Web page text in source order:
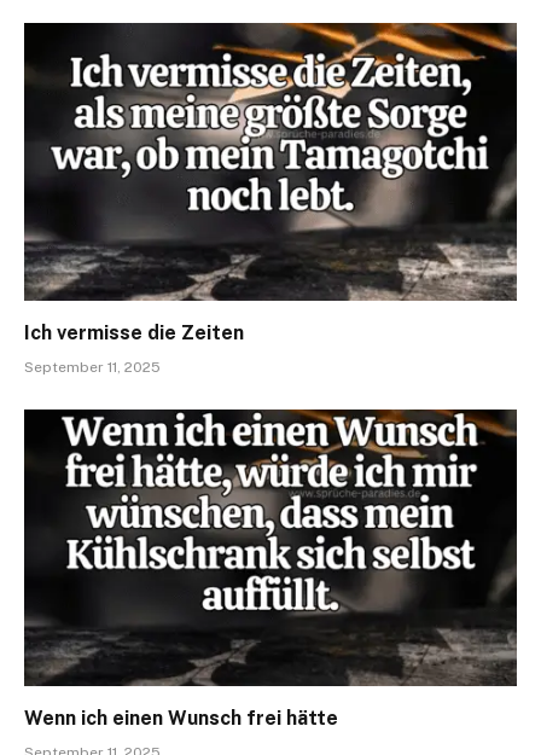
Ich vermisse die Zeiten
September 11, 2025
Wenn ich einen Wunsch frei hätte